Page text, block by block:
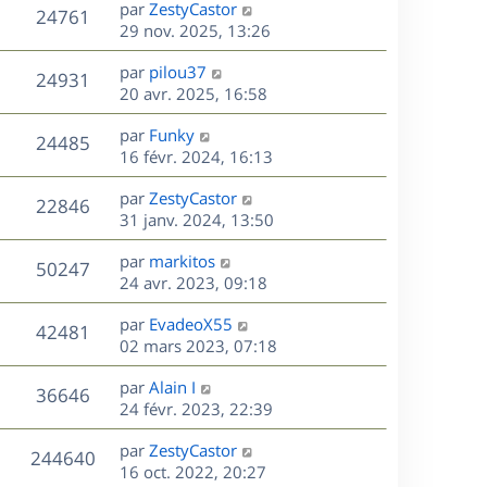
e
s
n
i
e
r
m
e
s
s
a
g
e
24761
u
D
e
r
n
i
e
r
m
e
s
s
a
g
e
par ZestyCastor
29 nov. 2025, 13:26
24931
u
D
e
r
n
i
e
r
m
e
s
s
a
g
e
par pilou37
20 avr. 2025, 16:58
24485V
u
e
s
D
e
r
n
i
e
r
m
e
s
s
a
g
e
par Funky
16 févr. 2024, 16:13
22846V
u
D
e
r
n
i
e
r
m
e
s
s
a
g
e
par ZestyCastor
31 janv. 2024, 13:50
50247V
u
D
e
r
n
i
e
r
m
e
s
s
par markitos
24 avr. 2023, 09:18
42481
u
e
s
D
e
r
n
i
e
r
m
par EvadeoX55
02 mars 2023, 07:18
36646V
u
e
D
e
r
n
i
par Alain I
24 févr. 2023, 22:39
244640V
D
e
par ZestyCastor
16 oct. 2022, 20:27